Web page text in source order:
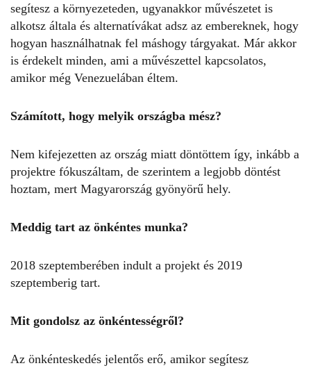
segítesz a környezeteden, ugyanakkor művészetet is
alkotsz általa és alternatívákat adsz az embereknek, hogy
hogyan használhatnak fel máshogy tárgyakat. Már akkor
is érdekelt minden, ami a művészettel kapcsolatos,
amikor még Venezuelában éltem.
Számított, hogy melyik országba mész?
Nem kifejezetten az ország miatt döntöttem így, inkább a
projektre fókuszáltam, de szerintem a legjobb döntést
hoztam, mert Magyarország gyönyörű hely.
Meddig tart az önkéntes munka?
2018 szeptemberében indult a projekt és 2019
szeptemberig tart.
Mit gondolsz az önkéntességről?
Az önkénteskedés jelentős erő, amikor segítesz